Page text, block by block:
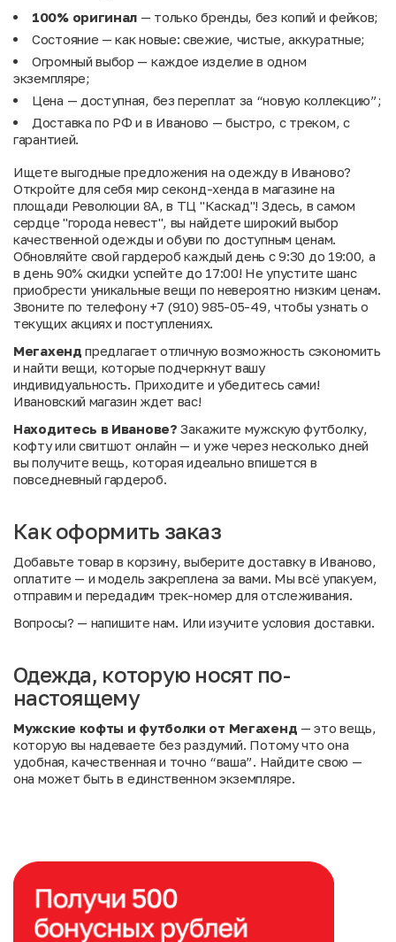
100% оригинал — только бренды, без копий и фейков;
Состояние — как новые: свежие, чистые, аккуратные;
Огромный выбор — каждое изделие в одном
экземпляре;
Цена — доступная, без переплат за “новую коллекцию”;
Доставка по РФ и в Иваново — быстро, с треком, с
гарантией.
Ищете выгодные предложения на одежду в Иваново?
Откройте для себя мир секонд-хенда в магазине на
площади Революции 8А, в ТЦ "Каскад"! Здесь, в самом
сердце "города невест", вы найдете широкий выбор
качественной одежды и обуви по доступным ценам.
Обновляйте свой гардероб каждый день с 9:30 до 19:00, а
в день 90% скидки успейте до 17:00! Не упустите шанс
приобрести уникальные вещи по невероятно низким ценам.
Звоните по телефону +7 (910) 985-05-49, чтобы узнать о
текущих акциях и поступлениях.
Мегахенд предлагает отличную возможность сэкономить
и найти вещи, которые подчеркнут вашу
индивидуальность. Приходите и убедитесь сами!
Ивановский магазин ждет вас!
Находитесь в Иванове? Закажите мужскую футболку,
кофту или свитшот онлайн — и уже через несколько дней
вы получите вещь, которая идеально впишется в
повседневный гардероб.
Как оформить заказ
Добавьте товар в корзину, выберите доставку в Иваново,
оплатите — и модель закреплена за вами. Мы всё упакуем,
отправим и передадим трек-номер для отслеживания.
Вопросы? — напишите нам. Илиизучите условия доставки.
Одежда, которую носят по-
настоящему
Мужские кофты и футболки от Мегахенд — это вещь,
которую вы надеваете без раздумий. Потому что она
удобная, качественная и точно “ваша”. Найдите свою —
она может быть в единственном экземпляре.